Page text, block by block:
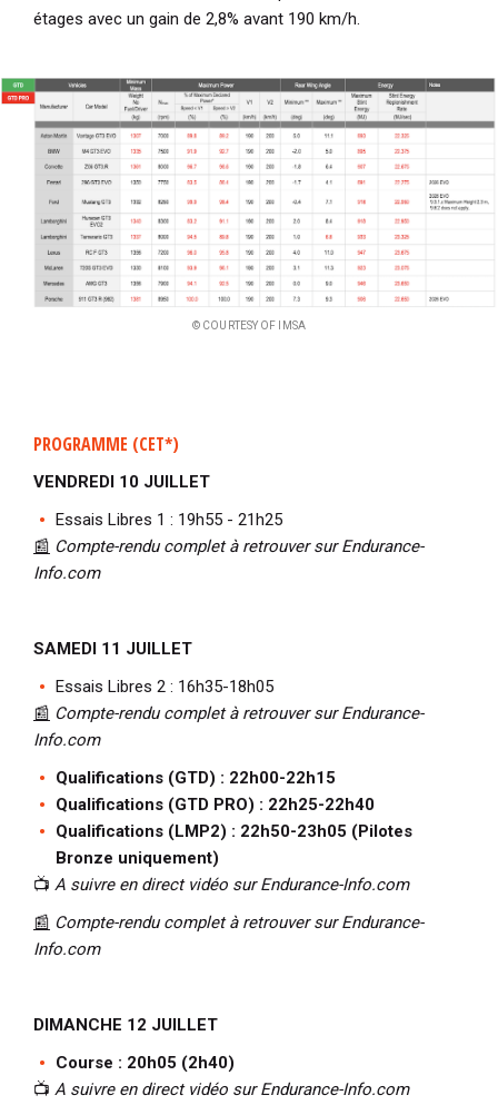
étages avec un gain de 2,8% avant 190 km/h.
© COURTESY OF IMSA
PROGRAMME (CET*)
VENDREDI 10 JUILLET
Essais Libres 1 : 19h55 - 21h25
📰 Compte-rendu complet à retrouver sur Endurance-
Info.com
SAMEDI 11 JUILLET
Essais Libres 2 : 16h35-18h05
📰 Compte-rendu complet à retrouver sur Endurance-
Info.com
Qualifications (GTD) : 22h00-22h15
Qualifications (GTD PRO) : 22h25-22h40
Qualifications (LMP2) : 22h50-23h05 (Pilotes
Bronze uniquement)
📺 A suivre en direct vidéo sur Endurance-Info.com
📰 Compte-rendu complet à retrouver sur Endurance-
Info.com
DIMANCHE 12 JUILLET
Course : 20h05 (2h40)
📺 A suivre en direct vidéo sur Endurance-Info.com